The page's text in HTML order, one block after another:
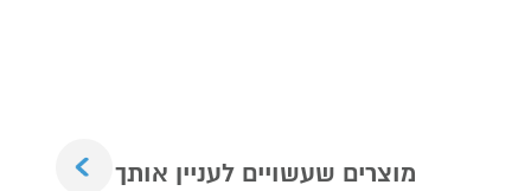
מוצרים שעשויים לעניין אותך